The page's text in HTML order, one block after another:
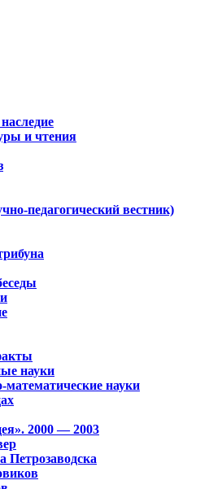
и чтения
педагогический вестник)
науки
математические науки
2000 — 2003
Петрозаводска